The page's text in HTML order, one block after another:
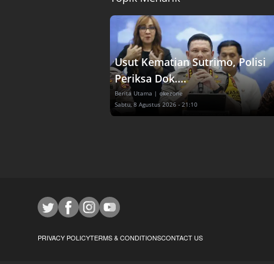
Usut Kematian Sutrimo, Polisi
Periksa Dok....
Berita Utama | okezone
Sabtu, 8 Agustus 2026 - 21:10
PRIVACY POLICYTERMS & CONDITIONSCONTACT US